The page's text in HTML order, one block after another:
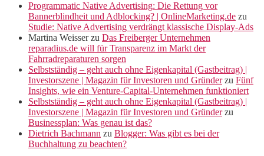
Programmatic Native Advertising: Die Rettung vor
Bannerblindheit und Adblocking? | OnlineMarketing.de zu
Studie: Native Advertising verdrängt klassische Display-Ads
Martina Weisserzu Das Freiberger Unternehmen
reparadius.de will für Transparenz im Markt der
Fahrradreparaturen sorgen
Selbstständig – geht auch ohne Eigenkapital (Gastbeitrag) |
Investorszene | Magazin für Investoren und Gründerzu Fünf
Insights, wie ein Venture-Capital-Unternehmen funktioniert
Selbstständig – geht auch ohne Eigenkapital (Gastbeitrag) |
Investorszene | Magazin für Investoren und Gründerzu
Businessplan: Was genau ist das?
Dietrich Bachmann zu Blogger: Was gibt es bei der
Buchhaltung zu beachten?